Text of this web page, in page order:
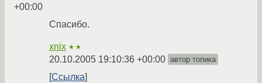
+00:00
Спасибо.
xnix ★★
20.10.2005 19:10:36 +00:00 автор топика
Ссылка